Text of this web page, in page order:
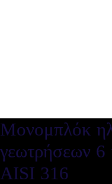
Μονομπλόκ
γεωτρήσεων
AISI 316